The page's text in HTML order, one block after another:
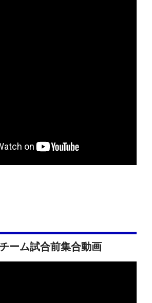
ーム試合前集合動画